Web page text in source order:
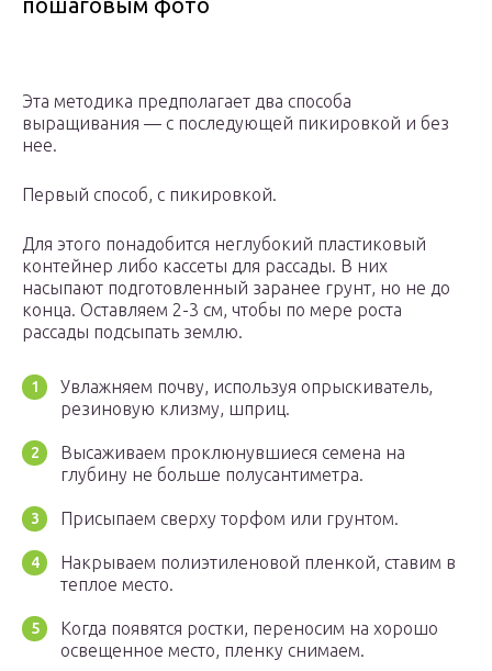
пошаговым фото
Эта методика предполагает два способа
выращивания — с последующей пикировкой и без
нее.
Первый способ, с пикировкой.
Для этого понадобится неглубокий пластиковый
контейнер либо кассеты для рассады. В них
насыпают подготовленный заранее грунт, но не до
конца. Оставляем 2-3 см, чтобы по мере роста
рассады подсыпать землю.
Увлажняем почву, используя опрыскиватель,
резиновую клизму, шприц.
Высаживаем проклюнувшиеся семена на
глубину не больше полусантиметра.
Присыпаем сверху торфом или грунтом.
Накрываем полиэтиленовой пленкой, ставим в
теплое место.
Когда появятся ростки, переносим на хорошо
освещенное место, пленку снимаем.